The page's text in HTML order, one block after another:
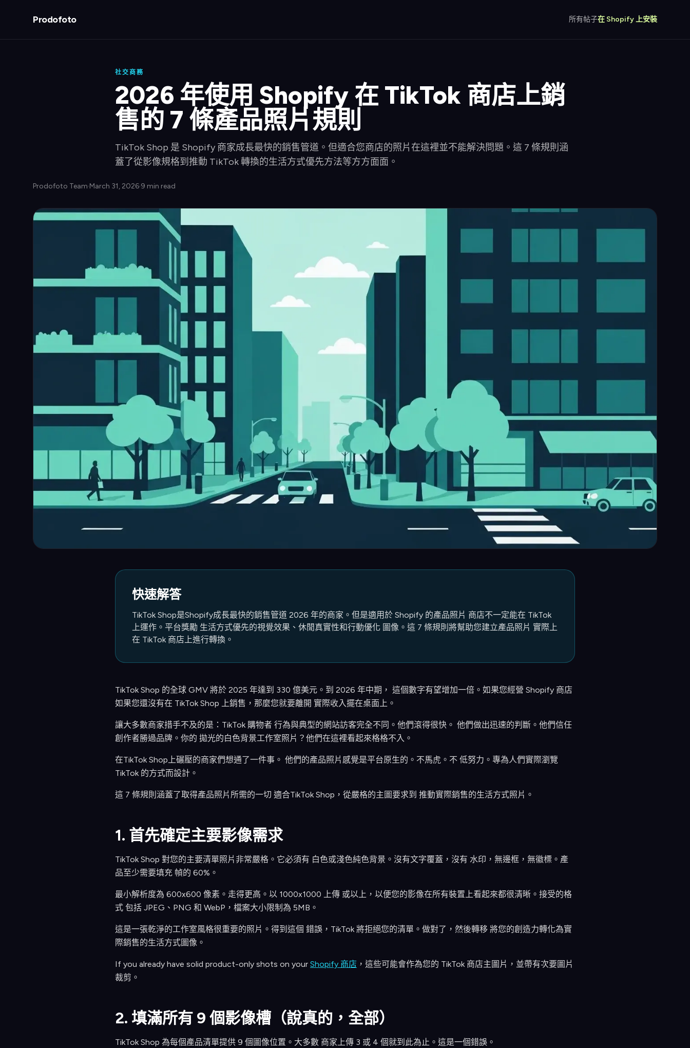
Prodofoto 所有帖子在 Shopify 上安裝
社交商務
2026 年使用 Shopify 在 TikTok 商店上銷
售的 7 條產品照片規則
TikTok Shop 是 Shopify 商家成長最快的銷售管道。但適合您商店的照片在這裡並不能解決問題。這 7 條規則涵
蓋了從影像規格到推動 TikTok 轉換的生活方式優先方法等方方面面。
Prodofoto Team·March 31, 2026·9 min read
快速解答
TikTok Shop是Shopify成長最快的銷售管道 2026 年的商家。但是適用於 Shopify 的產品照片 商店不一定能在 TikTok
上運作。平台獎勵 生活方式優先的視覺效果、休閒真實性和行動優化 圖像。這 7 條規則將幫助您建立產品照片 實際上
在 TikTok 商店上進行轉換。
TikTok Shop 的全球 GMV 將於 2025 年達到 330 億美元。到 2026 年中期， 這個數字有望增加一倍。如果您經營 Shopify 商店
如果您還沒有在 TikTok Shop 上銷售，那麼您就要離開 實際收入擺在桌面上。
讓大多數商家措手不及的是：TikTok 購物者 行為與典型的網站訪客完全不同。他們滾得很快。 他們做出迅速的判斷。他們信任
創作者勝過品牌。你的 拋光的白色背景工作室照片？他們在這裡看起來格格不入。
在TikTok Shop上碾壓的商家們想通了一件事。 他們的產品照片感覺是平台原生的。不馬虎。不 低努力。專為人們實際瀏覽
TikTok 的方式而設計。
這 7 條規則涵蓋了取得產品照片所需的一切 適合TikTok Shop，從嚴格的主圖要求到 推動實際銷售的生活方式照片。
1. 首先確定主要影像需求
TikTok Shop 對您的主要清單照片非常嚴格。它必須有 白色或淺色純色背景。沒有文字覆蓋，沒有 水印，無邊框，無徽標。產
品至少需要填充 幀的 60%。
最小解析度為 600x600 像素。走得更高。以 1000x1000 上傳 或以上，以便您的影像在所有裝置上看起來都很清晰。接受的格
式 包括 JPEG、PNG 和 WebP，檔案大小限制為 5MB。
這是一張乾淨的工作室風格很重要的照片。得到這個 錯誤，TikTok 將拒絕您的清單。做對了，然後轉移 將您的創造力轉化為實
際銷售的生活方式圖像。
If you already have solid product-only shots on your Shopify 商店 ，這些可能會作為您的 TikTok 商店主圖片，並帶有次要圖片
裁剪。
2. 填滿所有 9 個影像槽（說真的，全部）
TikTok Shop 為每個產品清單提供 9 個圖像位置。大多數 商家上傳 3 或 4 個就到此為止。這是一個錯誤。